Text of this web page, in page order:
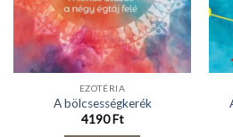
EZOTÉRIA
A bölcsességkerék
4190Ft